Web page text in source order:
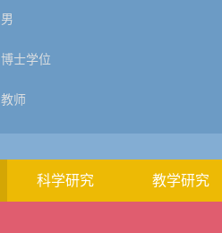
男
博士学位
教师
科学研究 教学研究